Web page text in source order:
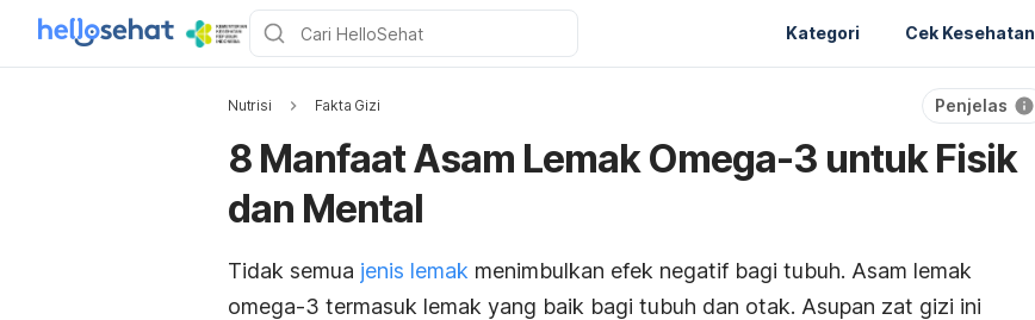
Kategori Cek Kesehatan
Nutrisi Fakta Gizi Penjelas
8 Manfaat Asam Lemak Omega-3 untuk Fisik
dan Mental
Tidak semua jenis lemak menimbulkan efek negatif bagi tubuh. Asam lemak
omega-3 termasuk lemak yang baik bagi tubuh dan otak. Asupan zat gizi ini